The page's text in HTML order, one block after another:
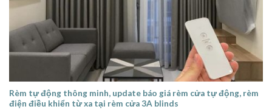
Rèm tự động thông minh, update báo giá rèm cửa tự động, rèm
điện điều khiển từ xa tại rèm cửa 3A blinds